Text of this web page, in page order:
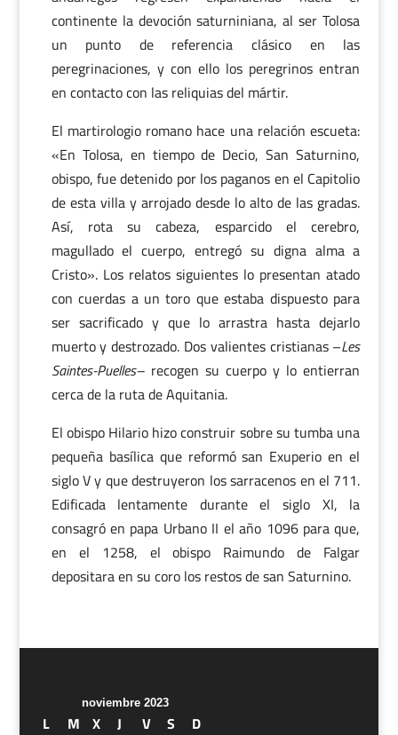
continente la devoción saturniniana, al ser Tolosa
un punto de referencia clásico en las
peregrinaciones, y con ello los peregrinos entran
en contacto con las reliquias del mártir.
El martirologio romano hace una relación escueta:
«En Tolosa, en tiempo de Decio, San Saturnino,
obispo, fue detenido por los paganos en el Capitolio
de esta villa y arrojado desde lo alto de las gradas.
Así, rota su cabeza, esparcido el cerebro,
magullado el cuerpo, entregó su digna alma a
Cristo». Los relatos siguientes lo presentan atado
con cuerdas a un toro que estaba dispuesto para
ser sacrificado y que lo arrastra hasta dejarlo
muerto y destrozado. Dos valientes cristianas –Les
Saintes-Puelles–recogen su cuerpo y lo entierran
cerca de la ruta de Aquitania.
El obispo Hilario hizo construir sobre su tumba una
pequeña basílica que reformó san Exuperio en el
siglo V y que destruyeron los sarracenos en el 711.
Edificada lentamente durante el siglo XI, la
consagró en papa Urbano II el año 1096 para que,
en el 1258, el obispo Raimundo de Falgar
depositara en su coro los restos de san Saturnino.
noviembre 2023
L M X J V S
D